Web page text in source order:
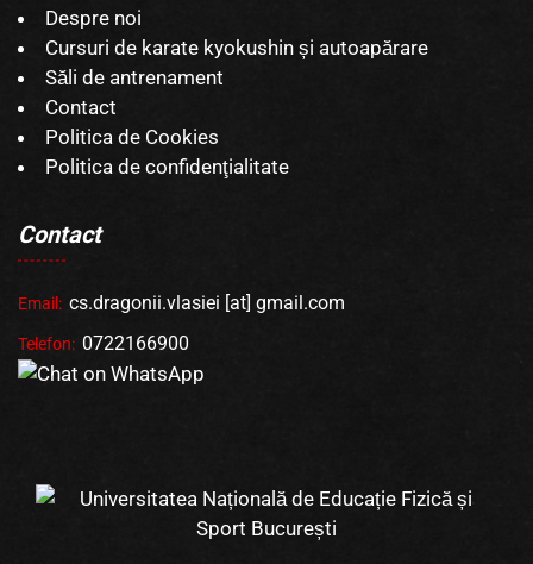
Despre noi
Cursuri de karate kyokushin și autoapărare
Săli de antrenament
Contact
Politica de Cookies
Politica de confidenţialitate
Contact
Email: cs.dragonii.vlasiei [at] gmail.com
Telefon: 0722166900